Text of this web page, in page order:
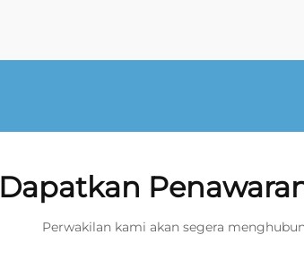
Dapatkan
Perwakilan kami akan segera